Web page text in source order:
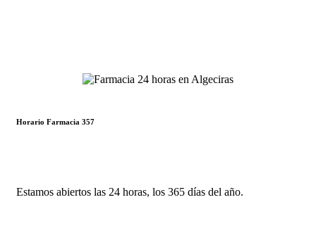
Horario Farmacia 357
Estamos abiertos las 24 horas, los 365 días del año.